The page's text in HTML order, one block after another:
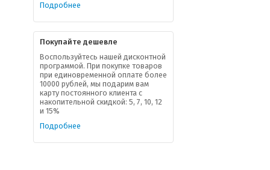
Подробнее
Покупайте дешевле
Воспользуйтесь нашей дисконтной
программой. При покупке товаров
при единовременной оплате более
10000 рублей, мы подарим вам
карту постоянного клиента с
накопительной скидкой: 5, 7, 10, 12
и 15%
Подробнее